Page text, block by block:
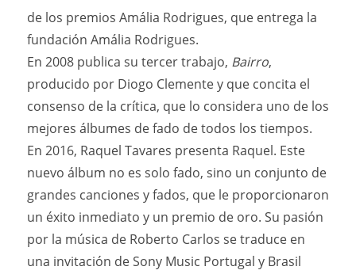
de los premios Amália Rodrigues, que entrega la
fundación Amália Rodrigues.
En 2008 publica su tercer trabajo, Bairro,
producido por Diogo Clemente y que concita el
consenso de la crítica, que lo considera uno de los
mejores álbumes de fado de todos los tiempos.
En 2016, Raquel Tavares presenta Raquel. Este
nuevo álbum no es solo fado, sino un conjunto de
grandes canciones y fados, que le proporcionaron
un éxito inmediato y un premio de oro. Su pasión
por la música de Roberto Carlos se traduce en
una invitación de Sony Music Portugal y Brasil